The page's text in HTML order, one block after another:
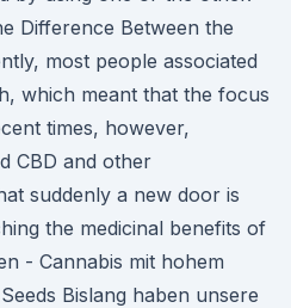
Difference Between the
most people associated
which meant that the focus
times, however,
CBD and other
suddenly a new door is
the medicinal benefits of
- Cannabis mit hohem
Bislang haben unsere